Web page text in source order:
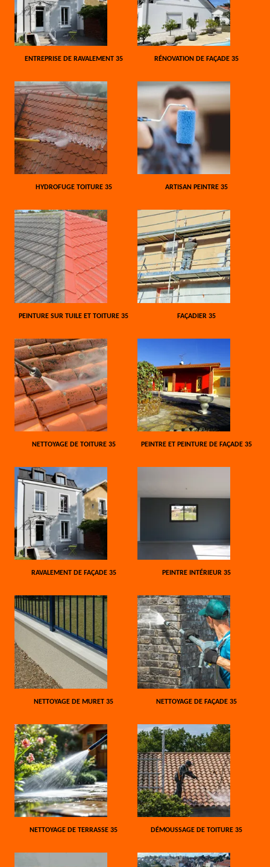
ENTREPRISE DE RAVALEMENT 35 RÉNOVATION DE FAÇADE 35
HYDROFUGE TOITURE 35 ARTISAN PEINTRE 35
PEINTURE SUR TUILE ET TOITURE 35 FAÇADIER 35
NETTOYAGE DE TOITURE 35 PEINTRE ET PEINTURE DE FAÇADE 35
RAVALEMENT DE FAÇADE 35 PEINTRE INTÉRIEUR 35
NETTOYAGE DE MURET 35 NETTOYAGE DE FAÇADE 35
NETTOYAGE DE TERRASSE 35 DÉMOUSSAGE DE TOITURE 35